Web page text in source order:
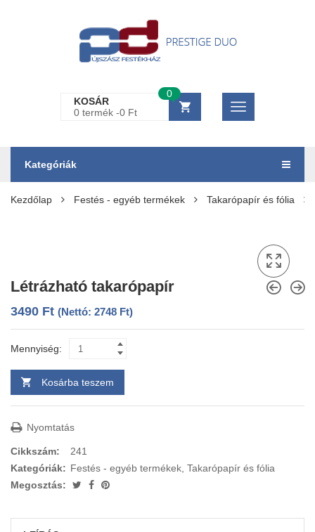
KOSÁR
0 termék -0 Ft
0
Kategóriák
Kezdőlap Festés - egyéb termékek Takarópapír és fólia
Létrázható takarópapír
3490 Ft (Nettó: 2748 Ft)
Mennyiség:
Kosárba teszem
Nyomtatás
Cikkszám:
241
Kategóriák: Festés - egyéb termékek, Takarópapír és fólia
Megosztás: